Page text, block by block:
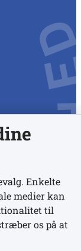
Enkelte
medier kan
til
os på at